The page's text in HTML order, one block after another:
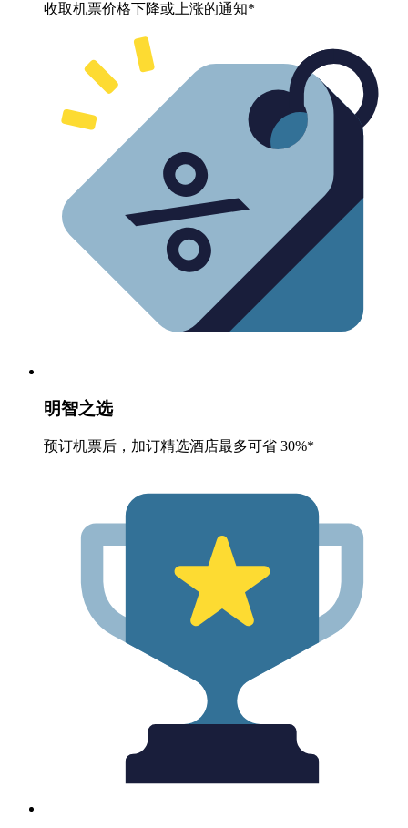
收取机票价格下降或上涨的通知*
明智之选
预订机票后，加订精选酒店最多可省 30%*